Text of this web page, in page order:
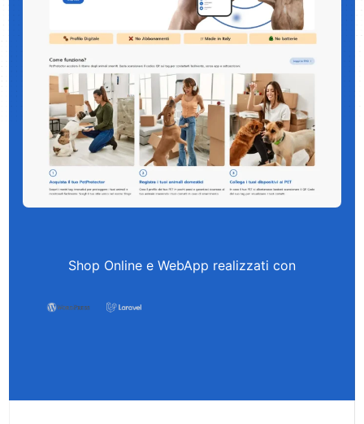
Shop Online e WebApp realizzati con